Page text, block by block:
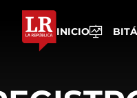
INICIO